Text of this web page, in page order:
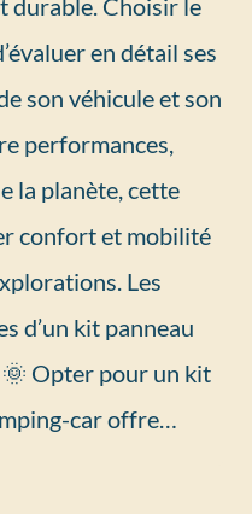
durable. Choisir le
en détail ses
son véhicule et son
performances,
la planète, cette
confort et mobilité
Les
d’un kit panneau
Opter pour un kit
car offre…